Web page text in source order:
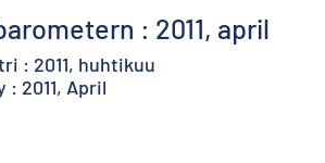
: 2011, april
: 2011, huhtikuu
: 2011, April